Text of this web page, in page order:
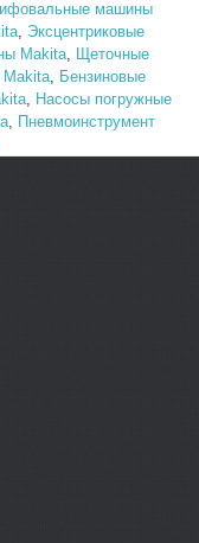
машины
, Эксцентриковые
Makita, Щеточные
Makita, Бензиновые
, Насосы погружные
, Пневмоинструмент